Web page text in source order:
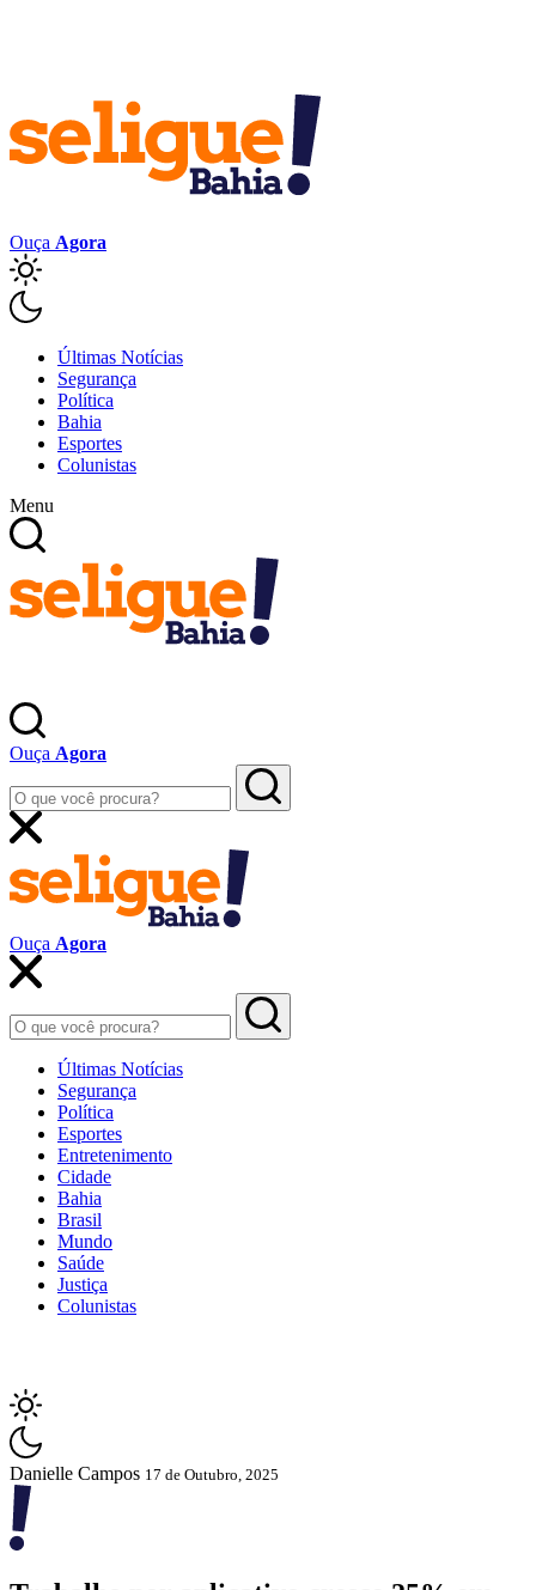
Ouça Agora
Últimas Notícias
Segurança
Política
Bahia
Esportes
Colunistas
Menu
Ouça Agora
Ouça Agora
Últimas Notícias
Segurança
Política
Esportes
Entretenimento
Cidade
Bahia
Brasil
Mundo
Saúde
Justiça
Colunistas
Danielle Campos 17 de Outubro, 2025